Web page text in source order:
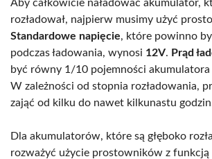
Aby całkowicie naładować akumulator,
rozładował, najpierw musimy użyć
Standardowe napięcie, które powinno
podczas ładowania, wynosi 12V. Prąd
być równy 1/10 pojemności
W zależności od stopnia rozładowania,
zająć od kilku do nawet kilkunastu
Dla akumulatorów, które są głęboko
rozważyć użycie prostowników z funkcją